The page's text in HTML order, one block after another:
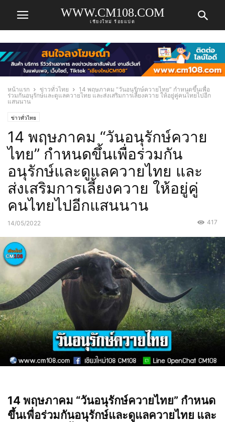
WWW.CM108.COM
เชียงใหม่ ร้อยแปด
หน้าแรก ข่าวทั่วไทย
14 พฤษภาคม “วันอนุรักษ์ควายไทย” กำหนดขึ้นเพื่อ
ร่วมกันอนุรักษ์และดูแลควายไทย และส่งเสริมการเลี้ยงควาย ให้อยู่คู่คนไทยไปอีก
แสนนาน
ข่าวทั่วไทย
14 พฤษภาคม “วันอนุรักษ์ควาย
ไทย” กำหนดขึ้นเพื่อร่วมกัน
อนุรักษ์และดูแลควายไทย และ
ส่งเสริมการเลี้ยงควาย ให้อยู่คู่
คนไทยไปอีกแสนนาน
14/05/2022 417
14 พฤษภาคม “วันอนุรักษ์ควายไทย” กำหนด
ขึ้นเพื่อร่วมกันอนุรักษ์และดูแลควายไทย และ